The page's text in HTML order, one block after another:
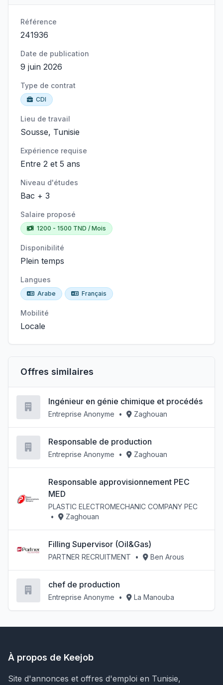
Référence
241936
Date de publication
9 juin 2026
Type de contrat
CDI
Lieu de travail
Sousse, Tunisie
Expérience requise
Entre 2 et 5 ans
Niveau d'études
Bac + 3
Salaire proposé
1200 - 1500 TND / Mois
Disponibilité
Plein temps
Langues
Arabe Français
Mobilité
Locale
Offres similaires
Ingénieur en génie chimique et procédés
Entreprise Anonyme • Zaghouan
Responsable de production
Entreprise Anonyme • Zaghouan
Responsable approvisionnement PEC
MED
PLASTIC ELECTROMECHANIC COMPANY PEC
•
Zaghouan
Filling Supervisor (Oil&Gas)
PARTNER RECRUITMENT • Ben Arous
chef de production
Entreprise Anonyme • La Manouba
À propos de Keejob
Site d'annonces et offres d'emploi en Tunisie,